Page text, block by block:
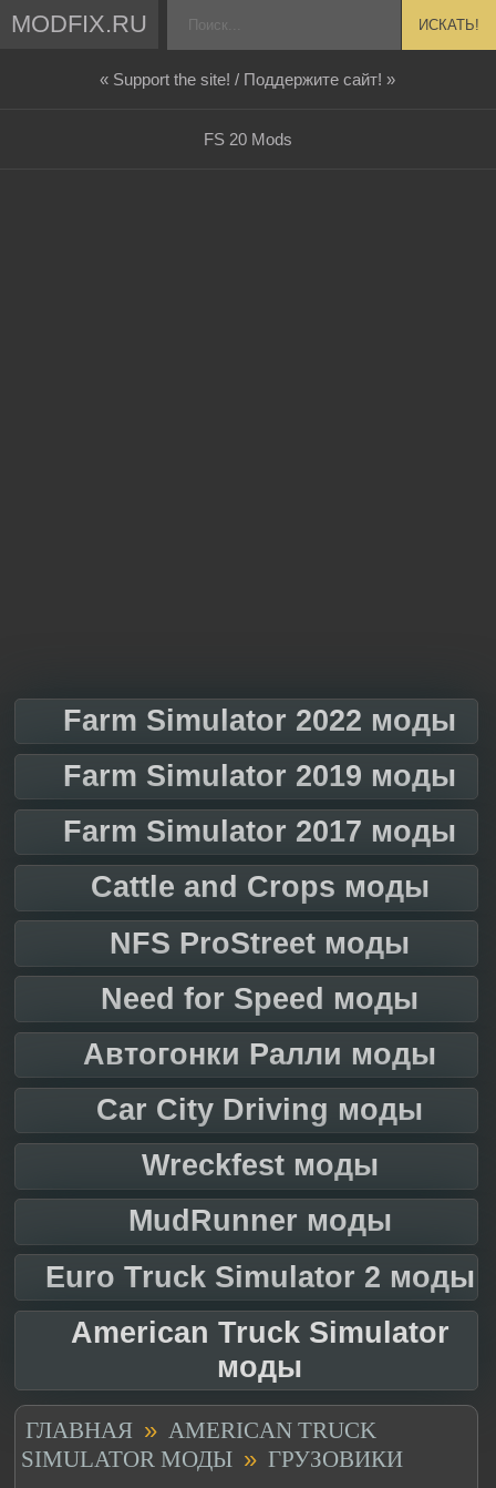
MODFIX.RU ИСКАТЬ!
« Support the site! / Поддержите сайт! »
FS 20 Mods
Farm Simulator 2022 моды
Farm Simulator 2019 моды
Farm Simulator 2017 моды
Cattle and Crops моды
NFS ProStreet моды
Need for Speed моды
Автогонки Ралли моды
Car City Driving моды
Wreckfest моды
MudRunner моды
Euro Truck Simulator 2 моды
American Truck Simulator
моды
ГЛАВНАЯ » AMERICAN TRUCK
SIMULATOR МОДЫ » ГРУЗОВИКИ